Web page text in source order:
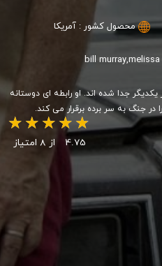
محصول کشور : آمریکا
bill murray,
جدا شده اند. او رابطه ای دوستانه
جنگ به سر برده برقرار می کند.
4.75 از 8 امتیاز